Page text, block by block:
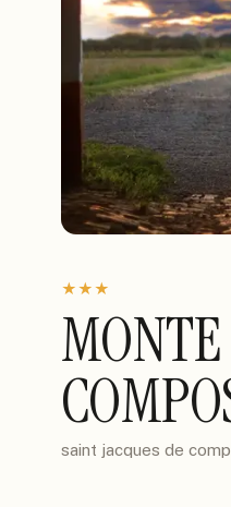
★★★
saint jacques de